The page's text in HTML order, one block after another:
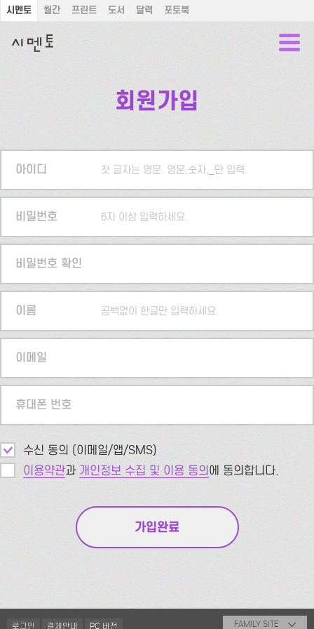
시멘토 월간 프린트 도서 달력 포토북
회원가입
아이디 첫 글자는 영문. 영문,숫자,_만 입력.
비밀번호 6자 이상 입력하세요.
비밀번호 확인
이름 공백없이 한글만 입력하세요.
이메일
휴대폰 번호
수신 동의 (이메일/앱/SMS)
이용약관과 개인정보 수집 및 이용 동의에 동의합니다.
로그인 결제안내 PC 버전 FAMILY SITE